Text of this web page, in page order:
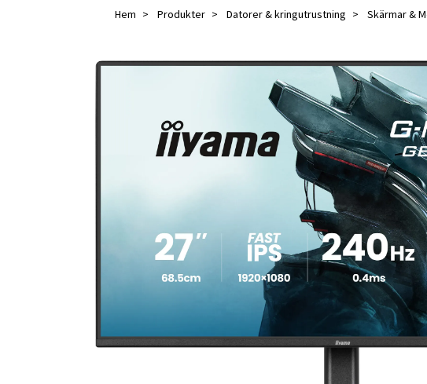
Hem Produkter Datorer & kringutrustning Skärmar &